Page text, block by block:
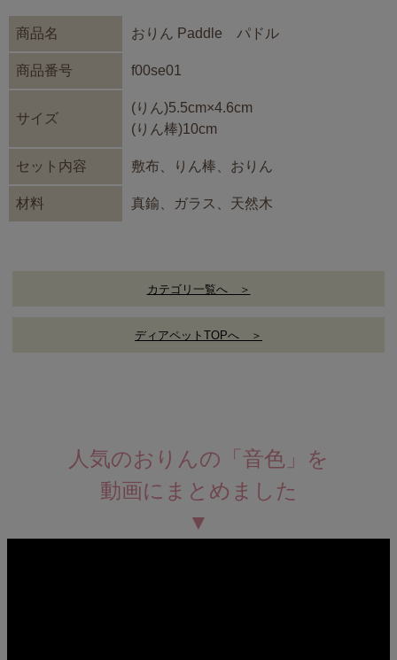
商品名 おりん Paddle パドル
商品番号 f00se01
サイズ
(りん)5.5cm×4.6cm
(りん棒)10cm
セット内容 敷布、りん棒、おりん
材料 真鍮、ガラス、天然木
カテゴリ一覧へ ＞
ディアペットTOPへ ＞
人気のおりんの「音色」を
動画にまとめました
▼